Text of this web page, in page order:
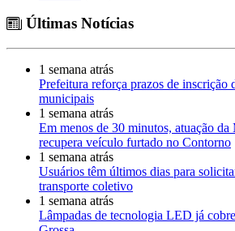
Últimas Notícias
1 semana atrás
Prefeitura reforça prazos de inscrição
municipais
1 semana atrás
Em menos de 30 minutos, atuação
recupera veículo furtado no Contorno
1 semana atrás
Usuários têm últimos dias para
transporte coletivo
1 semana atrás
Lâmpadas de tecnologia LED já